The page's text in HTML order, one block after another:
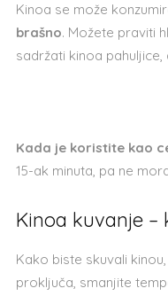
Kinoa se može
brašno. Možete praviti
sadržati kinoa
Kada je koristite kao
15-ak minuta, pa ne
Kinoa kuvanje –
Kako biste skuvali
proključa, smanjite